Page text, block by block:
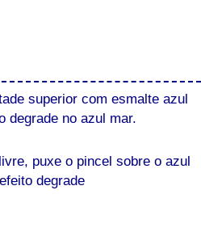
superior com esmalte azul
degrade no azul mar.
puxe o pincel sobre o azul
degrade